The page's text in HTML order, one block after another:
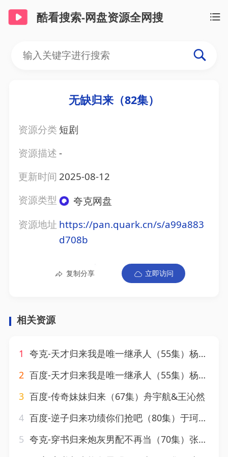
酷看搜索-网盘资源全网搜
无缺归来（82集）
资源分类 短剧
资源描述-
更新时间 2025-08-12
资源类型
夸克网盘
资源地址 https://pan.quark.cn/s/a99a883
d708b
复制分享 立即访问
相关资源
1 夸克-天才归来我是唯一继承人（55集）杨珈祎&潘东
2 百度-天才归来我是唯一继承人（55集）杨珈祎&潘东
3 百度-传奇妹妹归来（67集）舟宇航&王沁然
4 百度-逆子归来功绩你们抢吧（80集）于珂然＆华越
5 夸克-穿书归来炮灰男配不再当（70集）张韫韬＆曾和惠子